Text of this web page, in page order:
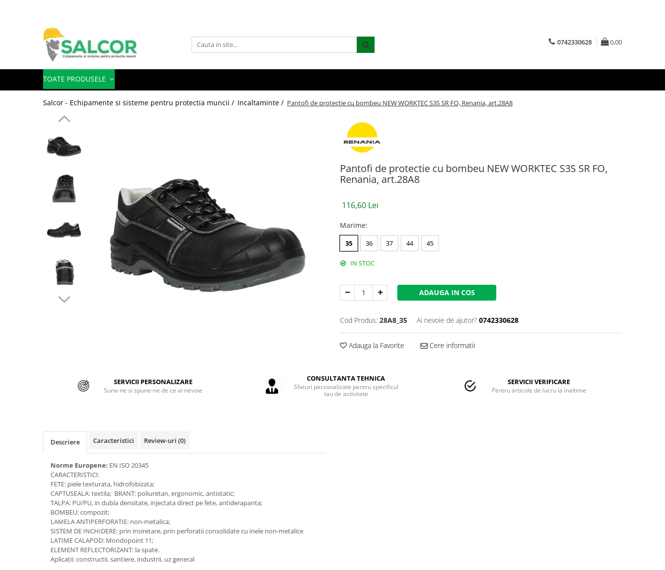
Toate Produsele
Imbracaminte
Accesorii
Articole unica folosinta
Costum-Salopeta
Imbracaminte Femei
Jachete/Bluze Salopeta
Pantaloni de lucru
Lucru la Inaltime
Accesorii alpinism utilitar
Mijloace de legatura
Opritoare de cadere
Puncte de ancorare
0742330628 0,00
TOATE PRODUSELE
Salcor - Echipamente si sisteme pentru protectia muncii / Incaltaminte / Pantofi de protectie cu bombeu NEW WORKTEC S3S SR FO, Renania, art.28A8
Pantofi de protectie cu bombeu NEW WORKTEC S3S SR FO,
Renania, art.28A8
116,60 Lei
Marime:
35 36 37 44 45
IN STOC
ADAUGA IN COS
Cod Produs: 28A8_35 Ai nevoie de ajutor? 0742330628
Adauga la Favorite Cere informatii
SERVICII PERSONALIZARE
Suna-ne si spune-ne de ce ai nevoie
CONSULTANTA TEHNICA
Sfaturi personalizate pentru specificul
tau de activitate
SERVICII VERIFICARE
Pentru articole de lucru la inaltime
Descriere Caracteristici Review-uri (0)
Norme Europene: EN ISO 20345
CARACTERISTICI:
FETE: piele texturata, hidrofobizata;
CAPTUSEALA: textila; BRANT: poliuretan, ergonomic, antistatic;
TALPA: PU/PU, in dubla densitate, injectata direct pe fete, antiderapanta;
BOMBEU: compozit;
LAMELA ANTIPERFORATIE: non-metalica;
SISTEM DE INCHIDERE: prin insiretare, prin perforatii consolidate cu inele non-metalice
LATIME CALAPOD: Mondopoint 11;
ELEMENT REFLECTORIZANT: la spate.
Aplicații: constructii, santiere, industrii, uz general